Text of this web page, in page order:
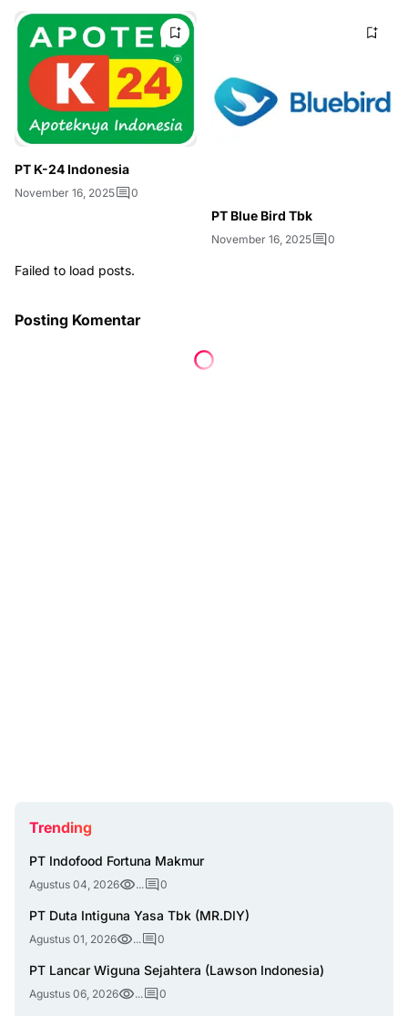
PT K-24 Indonesia
November 16, 2025 0
PT Blue Bird Tbk
November 16, 2025 0
Failed to load posts.
Posting Komentar
Trending
PT Indofood Fortuna Makmur
Agustus 04, 2026 ... 0
PT Duta Intiguna Yasa Tbk (MR.DIY)
Agustus 01, 2026 ... 0
PT Lancar Wiguna Sejahtera (Lawson Indonesia)
Agustus 06, 2026 ... 0